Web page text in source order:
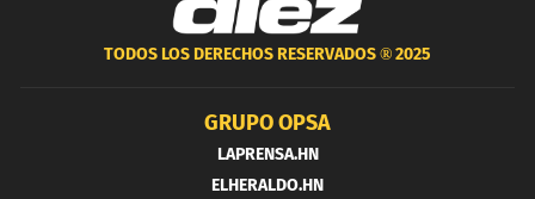
TODOS LOS DERECHOS RESERVADOS ®2025
GRUPO OPSA
LAPRENSA.HN
ELHERALDO.HN